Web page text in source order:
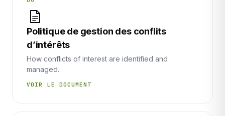
Politique de gestion des conflits
d’intérêts
How conflicts of interest are identified and
managed.
VOIR LE DOCUMENT